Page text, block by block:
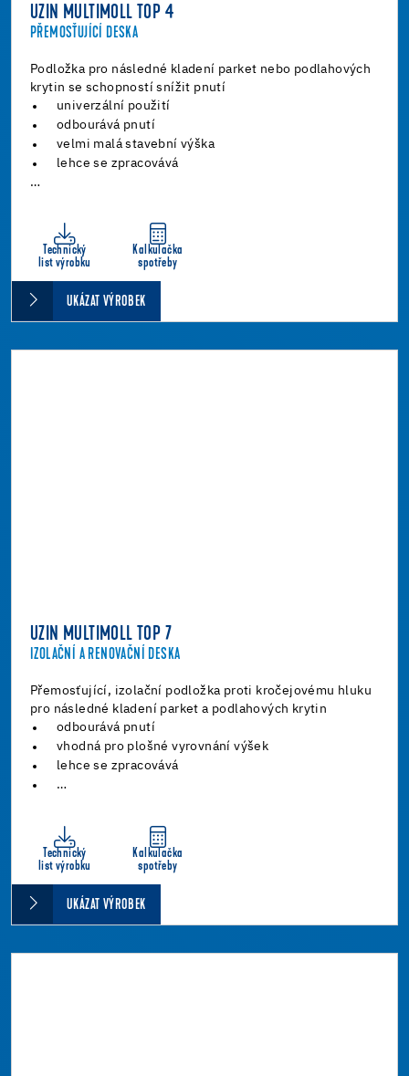
UZIN MULTIMOLL TOP 4
PŘEMOSŤUJÍCÍ DESKA
Podložka pro následné kladení parket nebo podlahových
krytin se schopností snížit pnutí
univerzální použití
odbourává pnutí
velmi malá stavební výška
lehce se zpracovává
…
Technický
list výrobku
Kalkulačka
spotřeby
UKÁZAT VÝROBEK
UZIN MULTIMOLL TOP 7
IZOLAČNÍ A RENOVAČNÍ DESKA
Přemosťující, izolační podložka proti kročejovému hluku
pro následné kladení parket a podlahových krytin
odbourává pnutí
vhodná pro plošné vyrovnání výšek
lehce se zpracovává
…
Technický
list výrobku
Kalkulačka
spotřeby
UKÁZAT VÝROBEK